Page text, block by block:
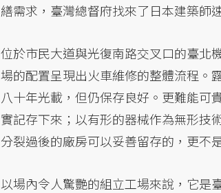
繕需求，臺灣總督府找來了日本建築師
位於市民大道與光復南路交叉口的臺北
場的配置呈現出火車維修的整體流程。
八十年光載，但仍保存良好。更難能可
實記存下來；以有形的器械作為無形技
分裂過後的廠房可以妥善留存的，更不
以場內令人驚艷的組立工場來說，它是